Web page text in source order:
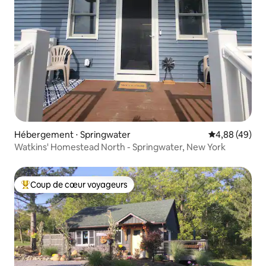
Hébergement ⋅ Springwater Évaluation
4,88 (49)
Watkins' Homestead North - Springwater, New York
Coups de cœur voyageurs les plus appréciés
Coup de cœur voyageurs